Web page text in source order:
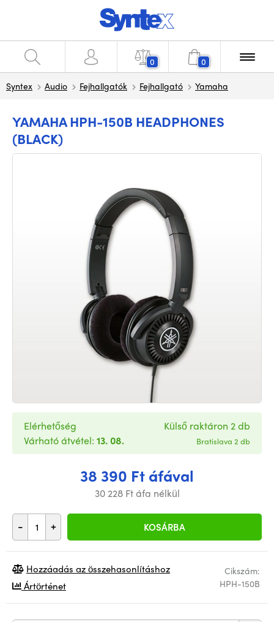
0 0
Syntex Audio Fejhallgatók Fejhallgató Yamaha
YAMAHA HPH-150B HEADPHONES
(BLACK)
38 390 Ft áfával
30 228 Ft áfa nélkül
- + KOSÁRBA
Elérhetőség
Várható átvétel: 13. 08.
Külső raktáron 2 db
Bratislava 2 db
Cikszám:
HPH-150B
Hozzáadás az összehasonlításhoz
Ártörténet